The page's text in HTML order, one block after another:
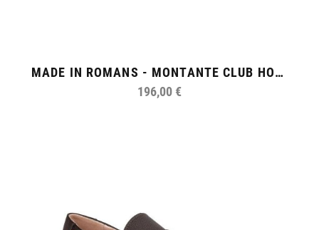
MADE IN ROMANS - MONTANTE CLUB HOMME
196,00 €